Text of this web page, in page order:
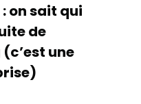
on sait qui
de
une